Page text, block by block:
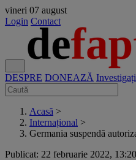
vineri 07 august
Login Contact
DESPRE DONEAZĂ
Acasă >
Internațional >
Germania suspendă
Publicat: 22 februarie 2022, 13:20